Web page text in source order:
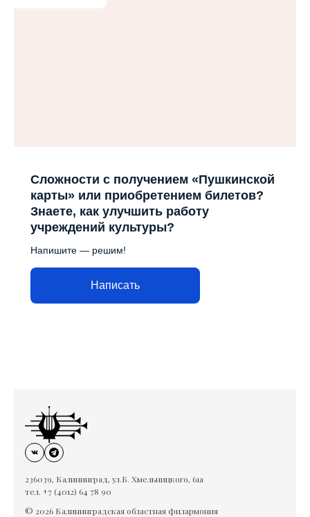
Сложности с получением «Пушкинской
карты» или приобретением билетов?
Знаете, как улучшить работу
учреждений культуры?
Напишите — решим!
Написать
236039, Калининград, ул.Б. Хмельницкого, 61а
тел. +7 (4012) 64 78 90
© 2026 Калининградская областная филармония